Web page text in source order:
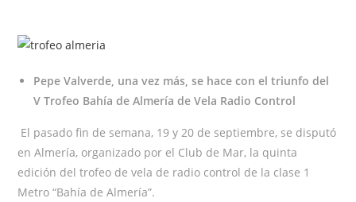
Pepe Valverde, una vez más, se hace con el triunfo del
V Trofeo Bahía de Almería de Vela Radio Control
El pasado fin de semana, 19 y 20 de septiembre, se disputó
en Almería, organizado por el Club de Mar, la quinta
edición del trofeo de vela de radio control de la clase 1
Metro “Bahía de Almería”.